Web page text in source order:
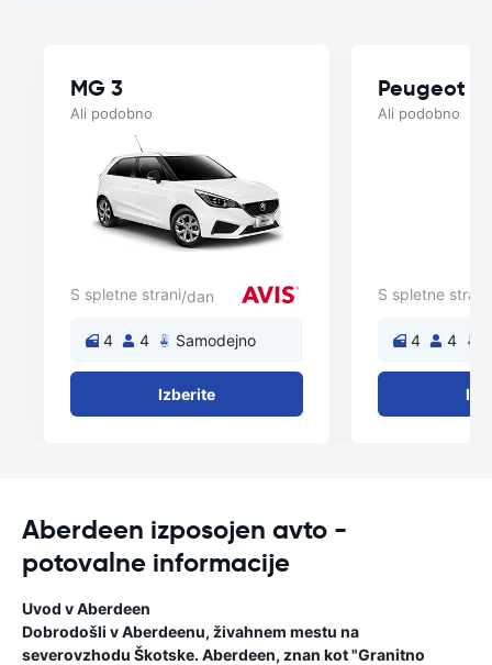
MG 3
Ali podobno
S spletne strani/dan
4 4 Samodejno
Izberite
Peugeot
Ali podobno
S spletne strani
4 4
Aberdeen izposojen avto -
potovalne informacije
Uvod v Aberdeen
Dobrodošli v Aberdeenu, živahnem mestu na
severovzhodu Škotske. Aberdeen, znan kot "Granitno